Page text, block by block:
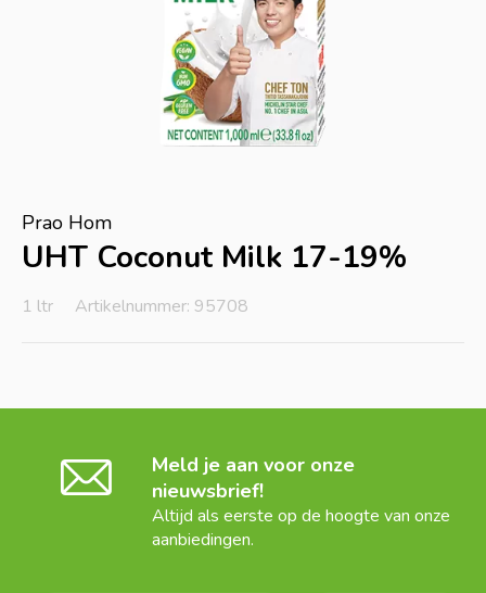
Prao Hom
UHT Coconut Milk 17-19%
1 ltr Artikelnummer: 95708
Meld je aan voor onze
nieuwsbrief!
Altijd als eerste op de hoogte van onze
aanbiedingen.